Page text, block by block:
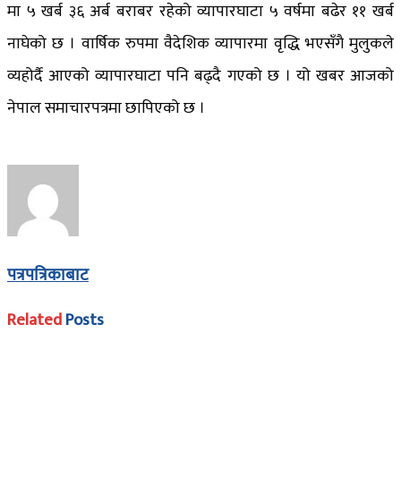
मा ५ खर्ब ३६ अर्ब बराबर रहेको व्यापारघाटा ५ वर्षमा बढेर ११ खर्ब
नाघेको छ । वार्षिक रुपमा वैदेशिक व्यापारमा वृद्धि भएसँगै मुलुकले
व्यहोर्दै आएको व्यापारघाटा पनि बढ्दै गएको छ । यो खबर आजको
नेपाल समाचारपत्रमा छापिएको छ ।
पत्रपत्रिकाबाट
RelatedPosts